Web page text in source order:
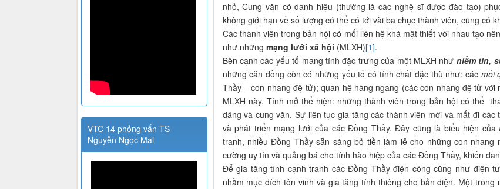
nhỏ, Cung văn có danh hiệu (thường là các nghệ sĩ được đào tạo)
không giới hạn về số lượng có thể có tới vài ba chục thành viên, cũng có
Các thành viên trong bản hội có mối liên hệ khá mật thiết với nhau tạo
như những mạng lưới xã hội (MLXH)[1].
Bên cạnh các yếu tố mang tính đặc trưng của một MLXH như niềm tin,
những căn đồng còn có những yếu tố có tính chất đặc thù như: các mối
Thầy – con nhang đệ tử); quan hệ hàng ngang (các con nhang đệ tử với
MLXH này. Tính mở thể hiện: những thành viên trong bản hội có thể
dâng và cung văn. Sự liên tục gia tăng các thành viên mới và mất đi
và phát triển mạng lưới của các Đồng Thầy. Đây cũng là biểu hiện của
tranh, nhiều Đồng Thầy sẵn sàng bỏ tiền làm lễ cho những con nhang
cường uy tín và quảng bá cho tính hào hiệp của các Đồng Thầy, khiến
Để gia tăng tính cạnh tranh các Đồng Thầy điện công cũng như điện
nhằm mục đích tôn vinh và gia tăng tính thiêng cho bản điện. Một trong
VTC 14 phỏng vấn TS
Nguyễn Ngọc Mai